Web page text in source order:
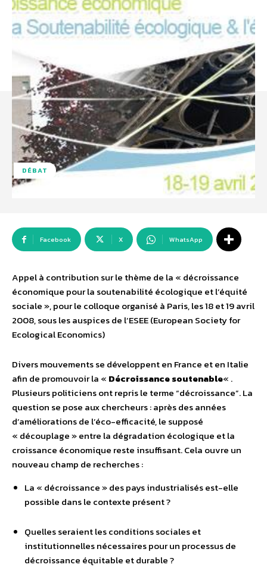
DÉBAT
Facebook X WhatsApp
Appel à contribution sur le thème de la « décroissance
économique pour la soutenabilité écologique et l’équité
sociale », pour le colloque organisé à Paris, les 18 et 19 avril
2008, sous les auspices de l’ESEE (European Society for
Ecological Economics)
Divers mouvements se développent en France et en Italie
afin de promouvoir la « Décroissance soutenable« .
Plusieurs politiciens ont repris le terme “décroissance”. La
question se pose aux chercheurs : après des années
d’améliorations de l’éco-efficacité, le supposé
« découplage » entre la dégradation écologique et la
croissance économique reste insuffisant. Cela ouvre un
nouveau champ de recherches :
La « décroissance » des pays industrialisés est-elle
possible dans le contexte présent ?
Quelles seraient les conditions sociales et
institutionnelles nécessaires pour un processus de
décroissance équitable et durable ?